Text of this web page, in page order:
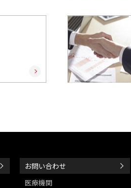
お問い合わせ
医療機関